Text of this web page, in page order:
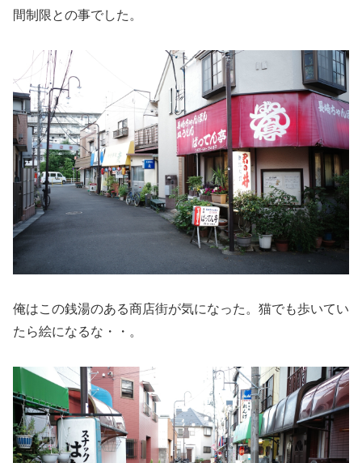
間制限との事でした。
俺はこの銭湯のある商店街が気になった。猫でも歩いてい
たら絵になるな・・。